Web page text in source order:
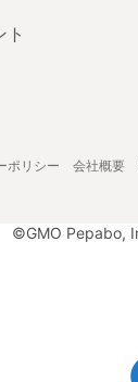
ト
ポリシー 会社概要
©GMO Pepabo,